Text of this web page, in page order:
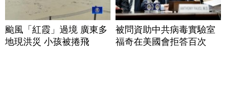
颱風「紅霞」過境 廣東多
地現洪災 小孩被捲飛
被問資助中共病毒實驗室
福奇在美國會拒答百次